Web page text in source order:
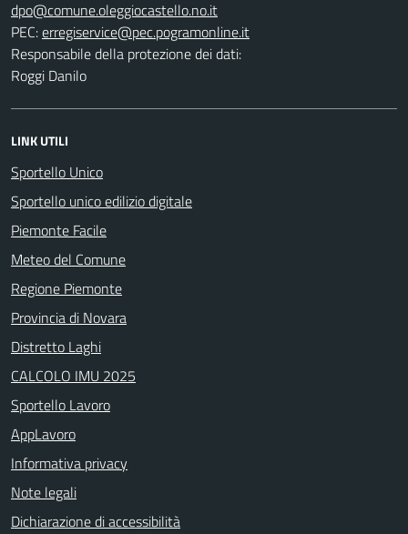
PEC:
Responsabile della protezione dei dati:
Roggi Danilo
LINK UTILI
Sportello Unico
Sportello unico edilizio digitale
Piemonte Facile
Meteo del Comune
Regione Piemonte
Provincia di Novara
Distretto Laghi
CALCOLO IMU 2025
Sportello Lavoro
AppLavoro
Informativa privacy
Note legali
Dichiarazione di accessibilità